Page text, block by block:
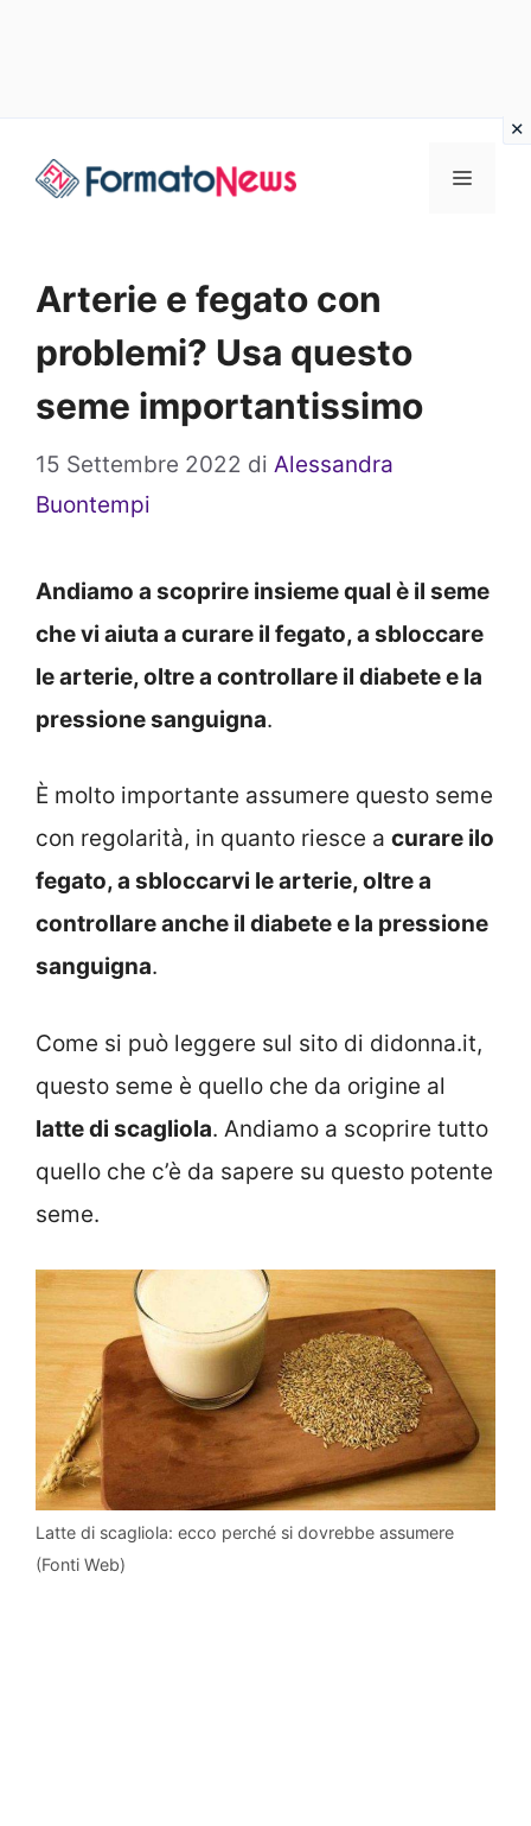
Menu
Arterie e fegato con
problemi? Usa questo
seme importantissimo
15 Settembre 2022 di Alessandra
Buontempi
Andiamo a scoprire insieme qual è il seme
che vi aiuta a curare il fegato, a sbloccare
le arterie, oltre a controllare il diabete e la
pressione sanguigna.
È molto importante assumere questo seme
con regolarità, in quanto riesce a curare ilo
fegato, a sbloccarvi le arterie, oltre a
controllare anche il diabete e la pressione
sanguigna.
Come si può leggere sul sito di didonna.it,
questo seme è quello che da origine al
latte di scagliola. Andiamo a scoprire tutto
quello che c’è da sapere su questo potente
seme.
Latte di scagliola: ecco perché si dovrebbe assumere
(Fonti Web)